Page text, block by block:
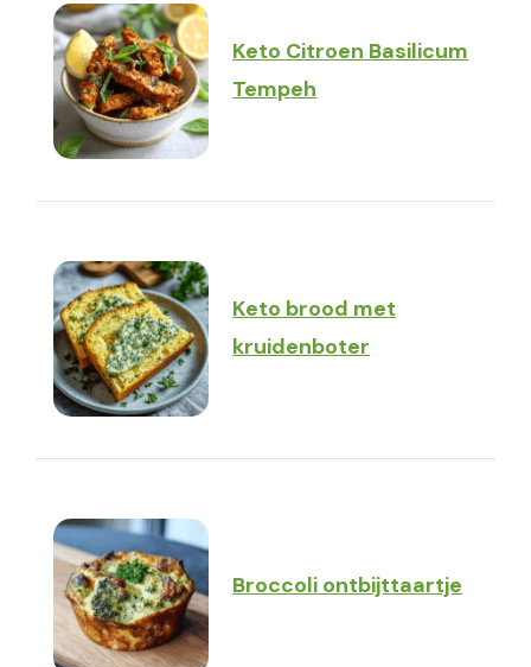
Keto Citroen Basilicum
Tempeh
Keto brood met
kruidenboter
Broccoli ontbijttaartje